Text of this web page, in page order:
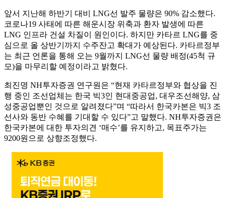
앞서 지난해 하반기 대비 LNG선 발주 물량은 90% 감소했다.
코로나19 사태에 따른 해운시장 위축과 환자 발생에 따른
LNG 인프라 건설 차질이 원인이다. 하지만 카타르 LNG를 중
심으로 올 상반기까지 수주잔고 확대가 예상된다. 카타르정부
는 최근 언론을 통해 오는 9월까지 LNG선 물량 배정(45척 규
모)을 마무리할 예정이라고 밝혔다.
최진명 NH투자증권 연구원은 “현재 카타르정부와 협상을 진
행 중인 조선업체는 한국 빅3인 현대중공업, 대우조선해양, 삼
성중공업뿐인 것으로 알려졌다”며 “따라서 한국카본은 빅3 조
선사와 동반 수혜를 기대할 수 있다”고 말했다. NH투자증권은
한국카본에 대한 투자의견 ‘매수’를 유지하고, 목표주가는
9200원으로 상향조정했다.